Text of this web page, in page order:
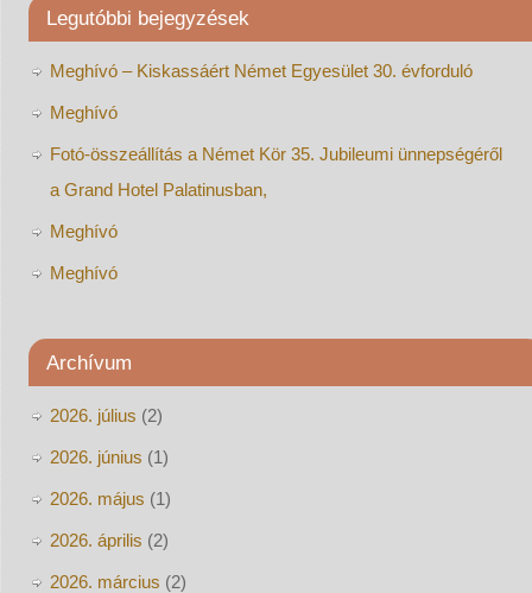
Legutóbbi bejegyzések
Meghívó – Kiskassáért Német Egyesület 30. évforduló
Meghívó
Fotó-összeállítás a Német Kör 35. Jubileumi ünnepségéről
a Grand Hotel Palatinusban,
Meghívó
Meghívó
Archívum
2026. július (2)
2026. június (1)
2026. május (1)
2026. április (2)
2026. március (2)